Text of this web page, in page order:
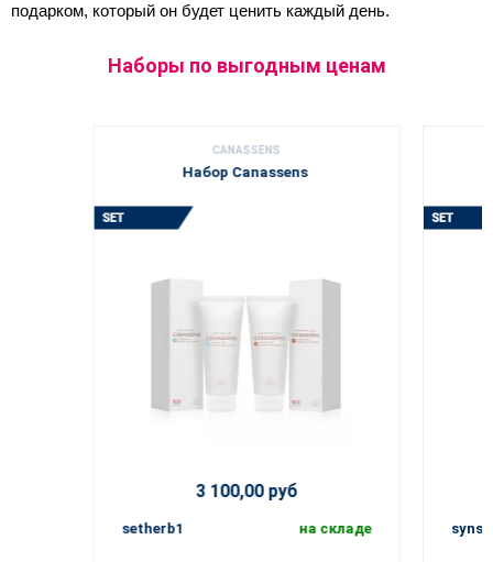
подарком, который он будет ценить каждый день.
Наборы по выгодным ценам
CANASSENS
Набор Canassens
3 100,00 руб
setherb1 на складе